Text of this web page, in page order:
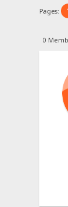
Pages:
0